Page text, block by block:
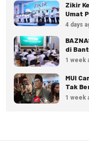
Zikir
Umat
Zakat
4 days
di
Zakat
1 week
MUI
Tak
1 week